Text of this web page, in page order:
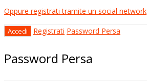
Oppure registrati tramite un social network
Registrati Password Persa
Password Persa